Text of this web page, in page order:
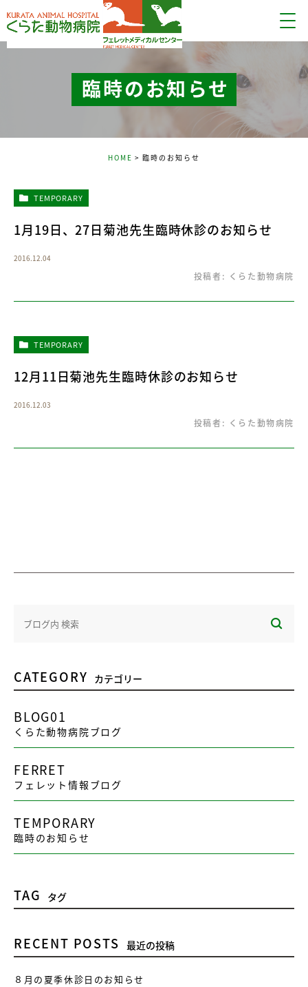
臨時のお知らせ
HOME 臨時のお知らせ
TEMPORARY
1月19日、27日菊池先生臨時休診のお知らせ
2016.12.04
投稿者: くらた動物病院
TEMPORARY
12月11日菊池先生臨時休診のお知らせ
2016.12.03
投稿者: くらた動物病院
CATEGORY カテゴリー
BLOG01
くらた動物病院ブログ
FERRET
フェレット情報ブログ
TEMPORARY
臨時のお知らせ
TAG タグ
RECENT POSTS 最近の投稿
８月の夏季休診日のお知らせ